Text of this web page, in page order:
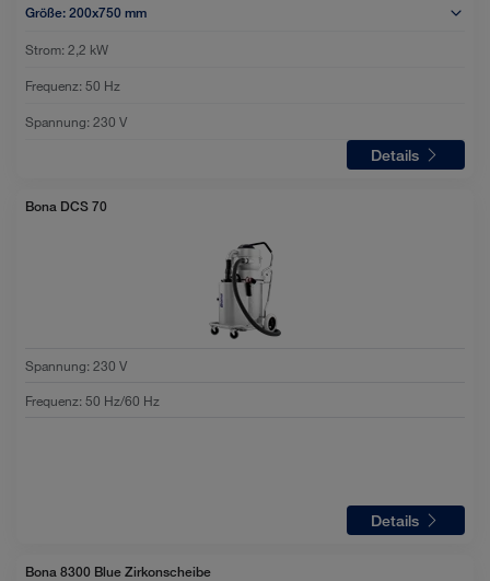
Größe: 200x750 mm
Strom: 2,2 kW
Frequenz: 50 Hz
Spannung: 230 V
Details
Bona DCS 70
Spannung:230 V
Frequenz:50 Hz/60 Hz
Details
Bona 8300 Blue Zirkonscheibe